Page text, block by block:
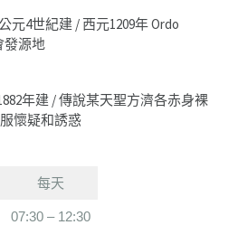
元4世紀建 / 西元1209年 Ordo
發源地
年建 / 傳說某天聖方濟各赤身裸
懷疑和誘惑
每天
07:30 – 12:30